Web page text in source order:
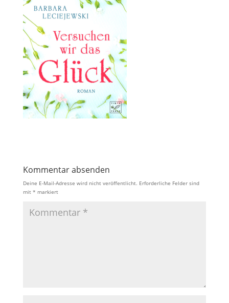
Kommentar absenden
Deine E-Mail-Adresse wird nicht veröffentlicht. Erforderliche Felder sind
mit * markiert